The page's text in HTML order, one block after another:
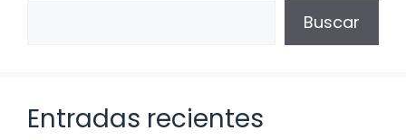
Buscar
Entradas recientes